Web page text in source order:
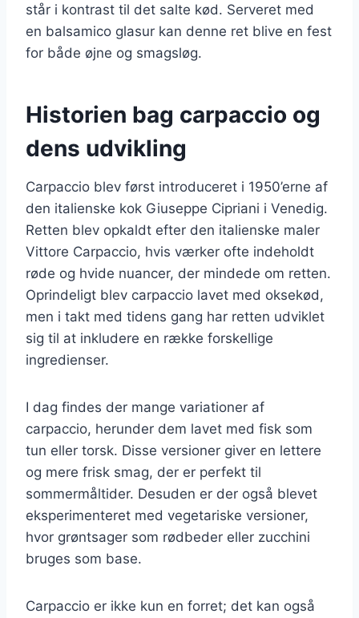
står i kontrast til det salte kød. Serveret med
en balsamico glasur kan denne ret blive en fest
for både øjne og smagsløg.
Historien bag carpaccio og
dens udvikling
Carpaccio blev først introduceret i 1950’erne af
den italienske kok Giuseppe Cipriani i Venedig.
Retten blev opkaldt efter den italienske maler
Vittore Carpaccio, hvis værker ofte indeholdt
røde og hvide nuancer, der mindede om retten.
Oprindeligt blev carpaccio lavet med oksekød,
men i takt med tidens gang har retten udviklet
sig til at inkludere en række forskellige
ingredienser.
I dag findes der mange variationer af
carpaccio, herunder dem lavet med fisk som
tun eller torsk. Disse versioner giver en lettere
og mere frisk smag, der er perfekt til
sommermåltider. Desuden er der også blevet
eksperimenteret med vegetariske versioner,
hvor grøntsager som rødbeder eller zucchini
bruges som base.
Carpaccio er ikke kun en forret; det kan også